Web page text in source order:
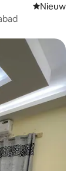
Nieuwe
Nieuw